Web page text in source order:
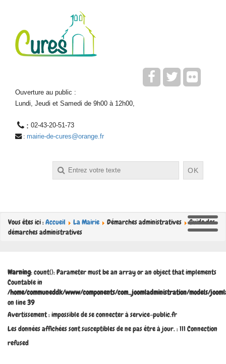
Ouverture au public :
Lundi, Jeudi et Samedi de 9h00 à 12h00,
: 02-43-20-51-73
: mairie-de-cures@orange.fr
OK
Vous êtes ici :Accueil La Mairie Démarches administratives
Guide des
démarches administratives
Warning: count(): Parameter must be an array or an object that implements
Countable in
/home/communeddk/www/components/com_joomladministration/models/
on line39
Avertissement : impossible de se connecter à service-public.fr
Les données affichées sont susceptibles de ne pas être à jour. : 111 Connection
refused